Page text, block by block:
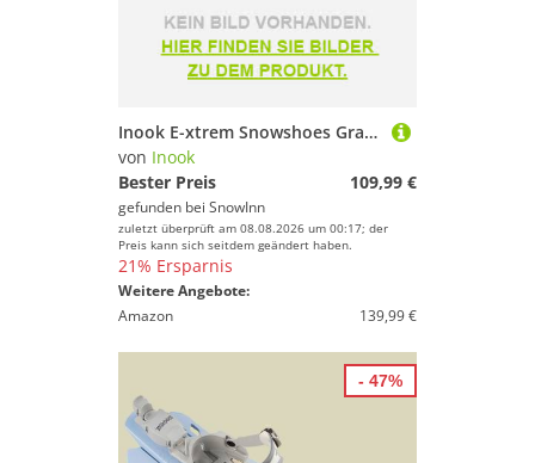
Inook E-xtrem Snowshoes Grau EU 34-51 / 45-120 Kg
von Inook
Bester Preis
109,99 €
gefunden bei SnowInn
zuletzt überprüft am 08.08.2026 um 00:17; der
Preis kann sich seitdem geändert haben.
21% Ersparnis
Weitere Angebote:
Amazon
139,99 €
- 47%